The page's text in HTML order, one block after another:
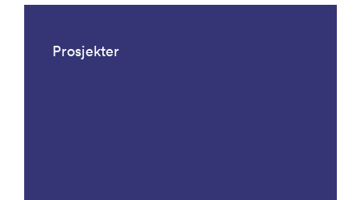
Prosjekter